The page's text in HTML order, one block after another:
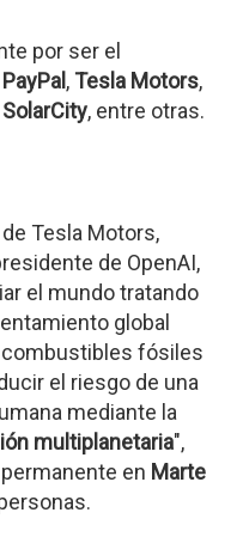
por ser el
PayPal , Tesla Motors,
SolarCity, entre otras.
Tesla Motors,
de OpenAI,
el mundo tratando
global
combustibles fósiles
el riesgo de una
mediante la
multiplanetaria",
en Marte